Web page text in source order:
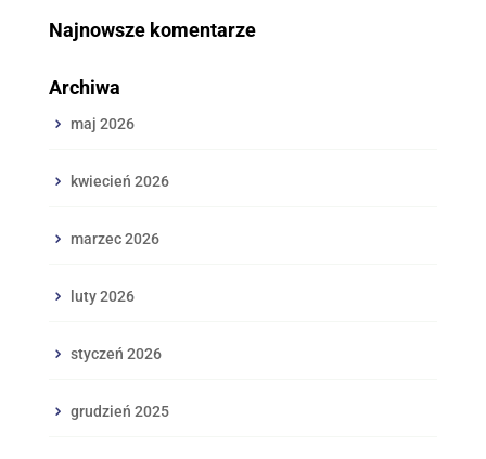
Najnowsze komentarze
Archiwa
maj 2026
kwiecień 2026
marzec 2026
luty 2026
styczeń 2026
grudzień 2025